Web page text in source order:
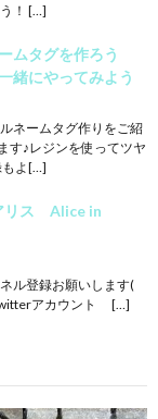
！ […]
ムタグを作ろう
緒にやってみよう
ネームタグ作りをご紹
す♪レジンを使ってツヤ
よ[…]
リス Alice in
ル登録お願いします(
アカウント […]